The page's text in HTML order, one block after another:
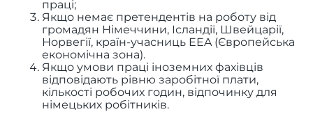
праці;
Якщо немає претендентів на роботу від
громадян Німеччини, Ісландії, Швейцарії,
Норвегії, країн-учасниць EEA (Європейська
економічна зона).
Якщо умови праці іноземних фахівців
відповідають рівню заробітної плати,
кількості робочих годин, відпочинку для
німецьких робітників.